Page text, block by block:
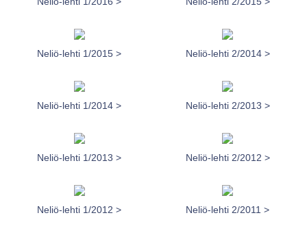
Neliö-lehti 1/2015 > Neliö-lehti 2/2014 >
Neliö-lehti 1/2014 > Neliö-lehti 2/2013 >
Neliö-lehti 1/2013 > Neliö-lehti 2/2012 >
Neliö-lehti 1/2012 > Neliö-lehti 2/2011 >